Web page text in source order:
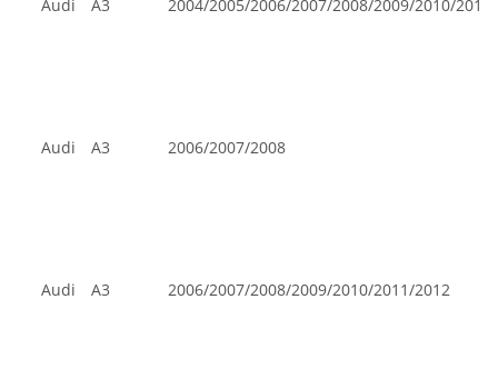
Audi A3 2004/2005/2006/2007/2008/2009/2010/
Audi A3 2006/2007/2008
Audi A3 2006/2007/2008/2009/2010/2011/2012